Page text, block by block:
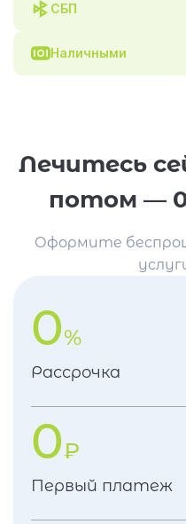
СБП
Наличными
Лечитесь
потом —
Оформите
0%
Рассрочка
0₽
Первый платеж